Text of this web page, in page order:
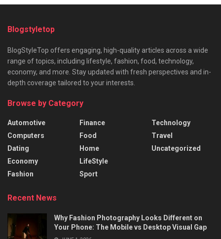
Blogstyletop
BlogStyleTop offers engaging, high-quality articles across a wide
range of topics, including lifestyle, fashion, food, technology,
economy, and more. Stay updated with fresh perspectives and in-
depth coverage tailored to your interests.
Browse by Category
Automotive
Computers
Dating
Economy
Fashion
Finance
Food
Home
LifeStyle
Sport
Technology
Travel
Uncategorized
Recent News
Why Fashion Photography Looks Different on
Your Phone: The Mobile vs Desktop Visual Gap